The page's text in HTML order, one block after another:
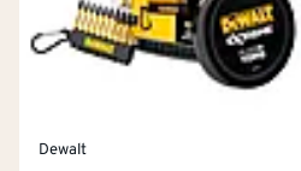
Dewalt